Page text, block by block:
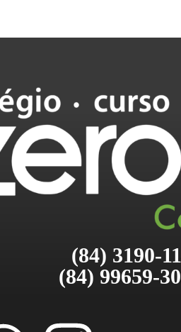
(84) 3190-
(84) 99659-